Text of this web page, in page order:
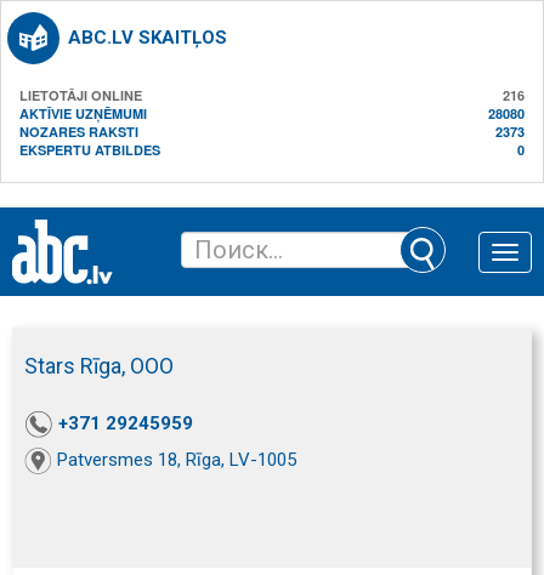
ABC.LV SKAITĻOS
LIETOTĀJI ONLINE
216
AKTĪVIE UZŅĒMUMI
28080
NOZARES RAKSTI
2373
EKSPERTU ATBILDES
0
Toggle
Stars Rīga, ООО
+371 29245959
Patversmes 18, Rīga, LV-1005